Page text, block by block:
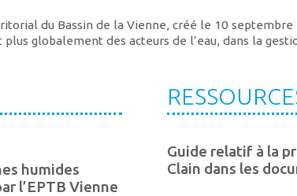
du Bassin de la Vienne, créé le 10
globalement des acteurs de l’eau, dans la
humides
l’EPTB Vienne
Guide relatif à la
Clain dans les